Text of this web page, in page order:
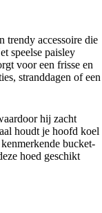
trendy accessoire die
speelse paisley
voor een frisse en
stranddagen of een
hij zacht
houdt je hoofd koel
bucket-
hoed geschikt